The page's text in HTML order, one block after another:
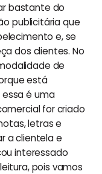
bastante do
publicitária que
e, se
dos clientes. No
de
está
é uma
for criado
letras e
a clientela e
interessado
pois vamos